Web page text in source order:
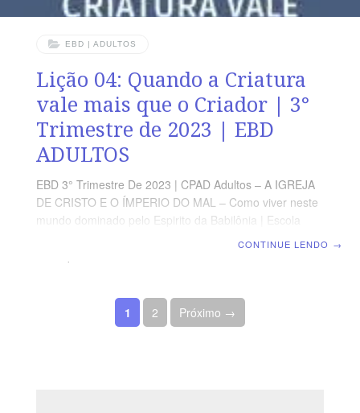
EBD | ADULTOS
Lição 04: Quando a Criatura
vale mais que o Criador | 3°
Trimestre de 2023 | EBD
ADULTOS
EBD 3° Trimestre De 2023 | CPAD Adultos – A IGREJA
DE CRISTO E O ÍMPERIO DO MAL – Como viver neste
mundo dominado pelo Espirito da Babilônia | Escola
eternamente. Amém!” (Rm 1.25) VERDADE PRÁTICA A
exaltação da criatura acima do Criador é a usurpação
CONTINUE LENDO →
Paginação de posts
1 2 Próximo →